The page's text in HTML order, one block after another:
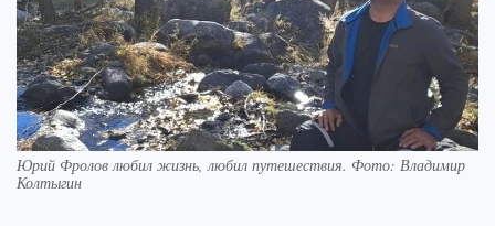
Юрий Фролов любил жизнь, любил путешествия. Фото: Владимир
Колтыгин